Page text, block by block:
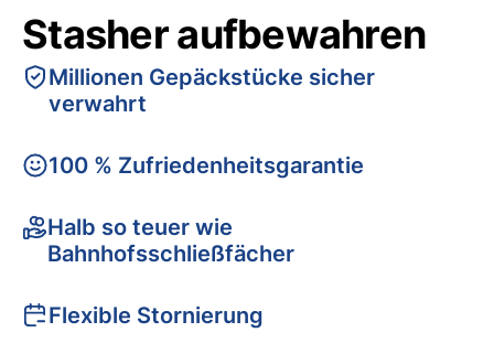
Stasher aufbewahren
Millionen Gepäckstücke sicher
verwahrt
100 % Zufriedenheitsgarantie
Halb so teuer wie
Bahnhofsschließfächer
Flexible Stornierung